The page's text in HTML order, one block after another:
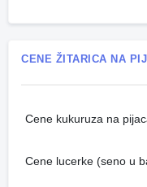
CENE ŽITARICA NA
Cene kukuruza na
Cene lucerke (seno u